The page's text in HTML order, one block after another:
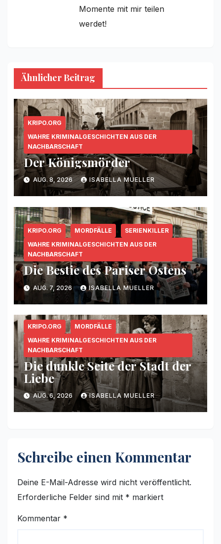
Momente mit mir teilen
werdet!
Ähnlicher Beitrag
KRIPO.ORG
WAHRE KRIMINALGESCHICHTEN AUS DER
NACHBARSCHAFT
Der Königsmörder
AUG. 8, 2026 ISABELLA MUELLER
KRIPO.ORG MORDFÄLLE
SERIENKILLER
WAHRE KRIMINALGESCHICHTEN AUS DER
NACHBARSCHAFT
Die Bestie des Pariser Ostens
AUG. 7, 2026 ISABELLA MUELLER
KRIPO.ORG
MORDFÄLLE
WAHRE KRIMINALGESCHICHTEN AUS DER
NACHBARSCHAFT
Die dunkle Seite der Stadt der
Liebe
AUG. 6, 2026 ISABELLA MUELLER
Schreibe einen Kommentar
Deine E-Mail-Adresse wird nicht veröffentlicht.
Erforderliche Felder sind mit * markiert
Kommentar *